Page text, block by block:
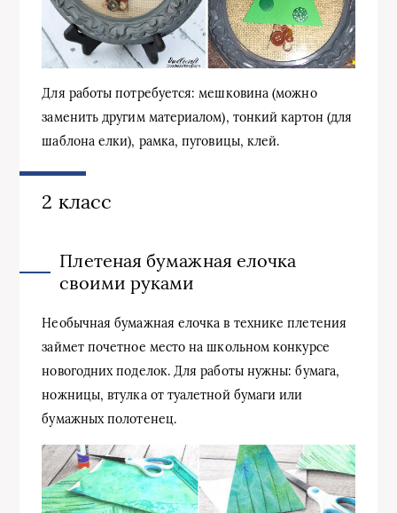
Для работы потребуется: мешковина (можно
заменить другим материалом), тонкий картон (для
шаблона елки), рамка, пуговицы, клей.
2 класс
Плетеная бумажная елочка
своими руками
Необычная бумажная елочка в технике плетения
займет почетное место на школьном конкурсе
новогодних поделок. Для работы нужны: бумага,
ножницы, втулка от туалетной бумаги или
бумажных полотенец.